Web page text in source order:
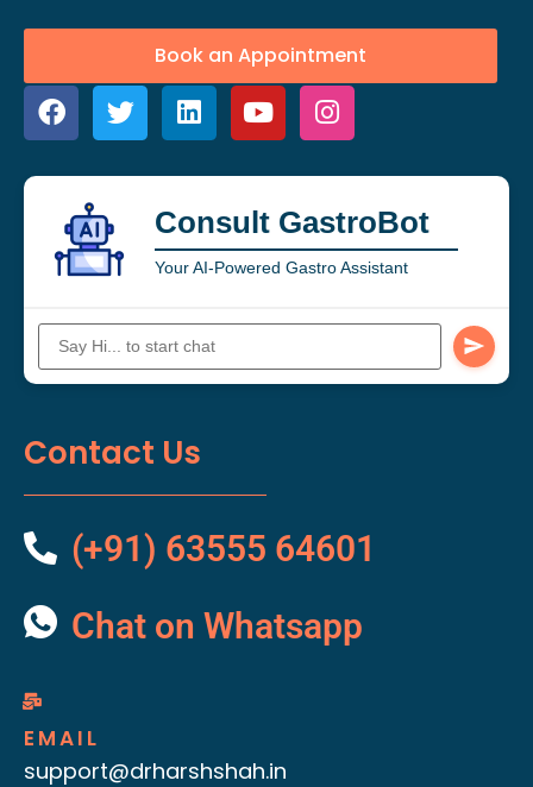
Book an Appointment
Consult GastroBot
Your AI-Powered Gastro Assistant
Contact Us
(+91) 63555 64601
Chat on Whatsapp
EMAIL
support@drharshshah.in